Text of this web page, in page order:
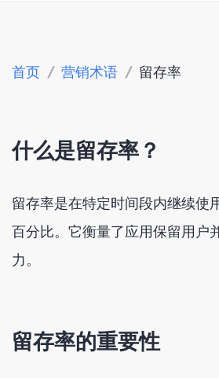
首页 / 营销术语 / 留存率
什么是留存率？
留存率是在特定时间段内继续使
百分比。它衡量了应用保留用户
力。
留存率的重要性